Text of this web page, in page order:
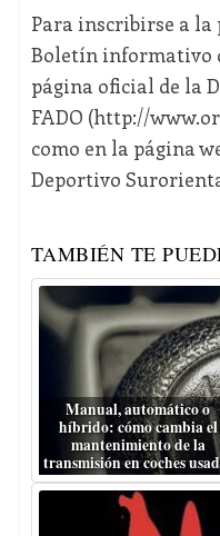
Para inscribirse a la
Boletín informativo
página oficial de la
FADO (http://
como en la página
Deportivo
TAMBIÉN TE
Manual, automático o
híbrido: cómo cambia el
mantenimiento de la
transmisión en coches